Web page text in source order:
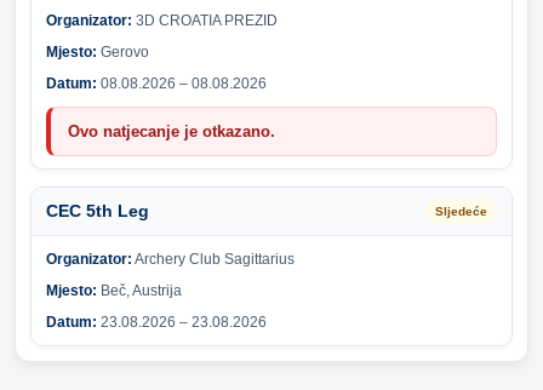
Organizator: 3D CROATIA PREZID
Mjesto: Gerovo
Datum: 08.08.2026 – 08.08.2026
Ovo natjecanje je otkazano.
CEC 5th Leg Sljedeće
Organizator: Archery Club Sagittarius
Mjesto: Beč, Austrija
Datum: 23.08.2026 – 23.08.2026